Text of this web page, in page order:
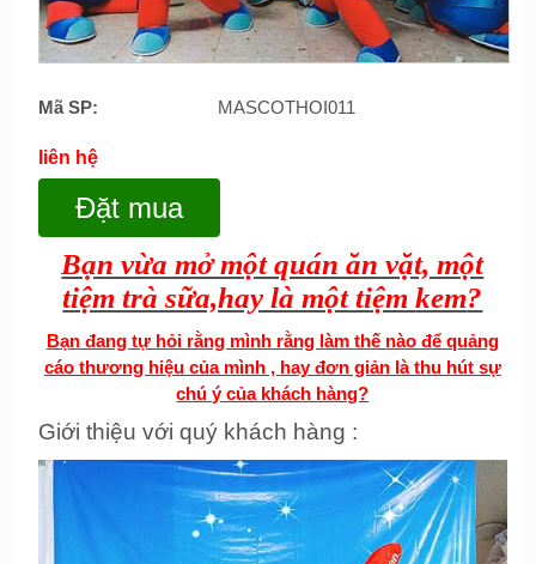
Mã SP: MASCOTHOI011
liên hệ
Đặt mua
Bạn vừa mở một quán ăn vặt, một
tiệm trà sữa,hay là một tiệmkem?
Bạn đang tự hỏi rằng mình rằng làm thế nào để quảng
cáo thương hiệu của mình , hay đơn giản là thu hút sự
chú ý của khách hàng?
Giới thiệu với quý khách hàng :